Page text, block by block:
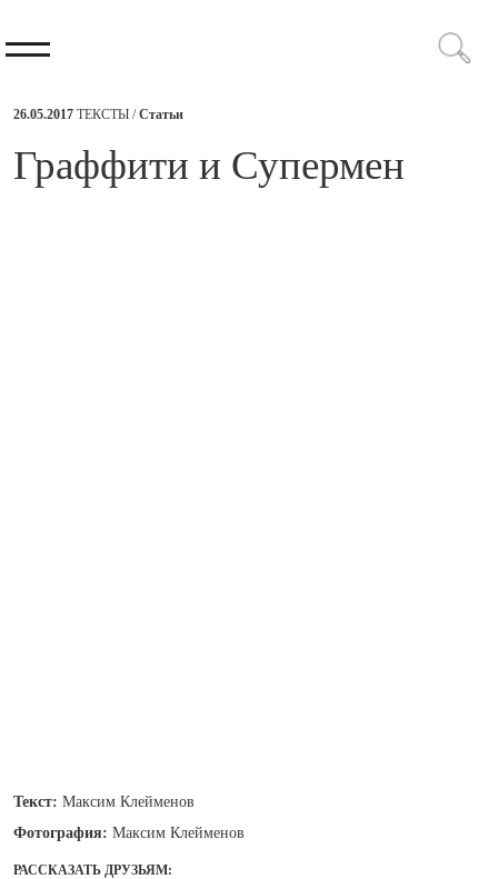
26.05.2017 ТЕКСТЫ /Статьи
​Граффити и Супермен
Текст: Максим Клейменов
Фотография: Максим Клейменов
РАССКАЗАТЬ ДРУЗЬЯМ: